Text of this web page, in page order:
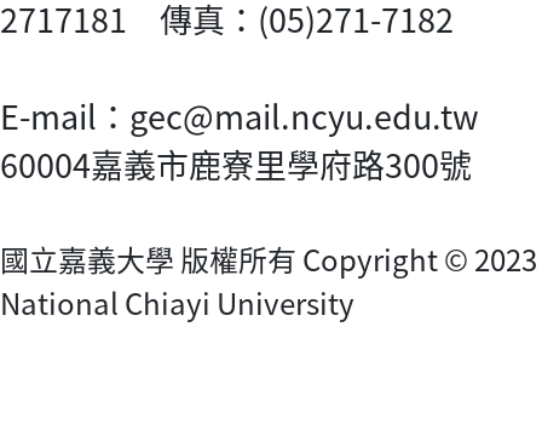
2717181 傳真：(05)271-7182
E-mail：gec@mail.ncyu.edu.tw
60004嘉義市鹿寮里學府路300號
國立嘉義大學 版權所有 Copyright © 2023
National Chiayi University